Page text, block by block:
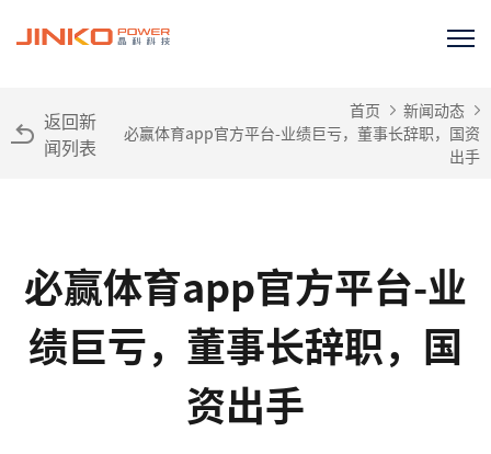
返回新
闻列表
首页
新闻动态
必赢体育app官方平台-业绩巨亏，董事长辞职，国资
出手
必赢体育app官方平台-业
绩巨亏，董事长辞职，国
资出手